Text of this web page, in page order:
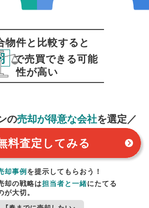
物件と比較すると
で売買できる可能
性が高い
の売却が得意な会社を選定／
料査定 してみる
却事例 を提示してもらおう！
却の戦略は担当者と一緒にたてる
が大切。